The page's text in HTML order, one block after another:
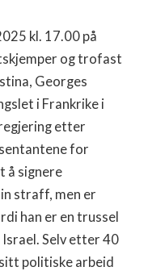
kl. 17.00 på
og trofast
Georges
i Frankrike i
etter
for
å signere
straff, men er
han er en trussel
Selv etter 40
politiske arbeid